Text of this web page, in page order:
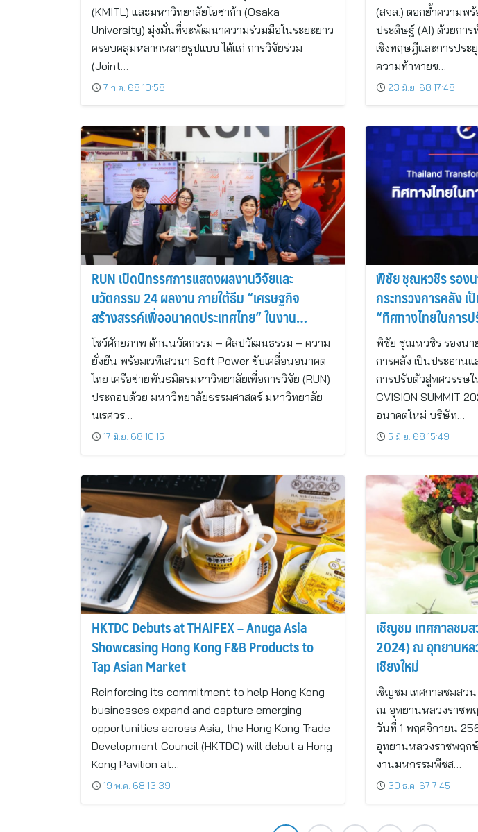
(KMITL) และมหาวิทยาลัยโอซาก้า (Osaka
University) มุ่งมั่นที่จะพัฒนาความร่วมมือในระยะยาว
ครอบคลุมหลากหลายรูปแบบ ได้แก่ การวิจัยร่วม
(Joint…
7 ก.ค. 68 10:58
(สจล.) ตอกย้ำความพ
ประดิษฐ์ (AI) ด้วยกา
เชิงทฤษฎีและการประ
ความท้าทายข…
23 มิ.ย. 68 17:48
RUN เปิดนิทรรศการแสดงผลงานวิจัยและ
นวัตกรรม 24 ผลงาน ภายใต้ธีม “เศรษฐกิจ
สร้างสรรค์เพื่ออนาคตประเทศไทย” ในงาน
มหกรรมงานวิจัยแห่งชาติ 2568
โชว์ศักยภาพ ด้านนวัตกรรม – ศิลปวัฒนธรรม – ความ
ยั่งยืน พร้อมเวทีเสวนา Soft Power ขับเคลื่อนอนาคต
ไทย เครือข่ายพันธมิตรมหาวิทยาลัยเพื่อการวิจัย (RUN)
ประกอบด้วย มหาวิทยาลัยธรรมศาสตร์ มหาวิทยาลัย
นเรศวร…
17 มิ.ย. 68 10:15
พิชัย ชุณหวชิร รอง
กระทรวงการคลัง เ
“ทิศทางไทยในการ
พิชัย ชุณหวชิร รองนา
การคลัง เป็นประธาน
การปรับตัวสู่ทศวรรษใ
CVISION SUMMIT
อนาคตใหม่ บริษัท…
5 มิ.ย. 68 15:49
HKTDC Debuts at THAIFEX – Anuga Asia
Showcasing Hong Kong F&B Products to
Tap Asian Market
Reinforcing its commitment to help Hong Kong
businesses expand and capture emerging
opportunities across Asia, the Hong Kong Trade
Development Council (HKTDC) will debut a Hong
Kong Pavilion at…
19 พ.ค. 68 13:39
เชิญชม เทศกาลชม
2024) ณ อุทยานห
เชียงใหม่
เชิญชม เทศกาลชมสว
ณ อุทยานหลวงราชพฤ
วันที่ 1 พฤศจิกายน
อุทยานหลวงราชพฤก
งานมหกรรมพืชส…
30 ธ.ค. 67 7:45